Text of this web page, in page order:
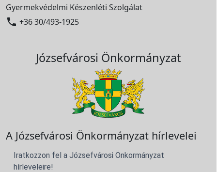
Gyermekvédelmi Készenléti Szolgálat
 +36 30/493-1925
Józsefvárosi Önkormányzat
A Józsefvárosi Önkormányzat hírlevelei
Iratkozzon fel a Józsefvárosi Önkormányzat
hírleveleire!